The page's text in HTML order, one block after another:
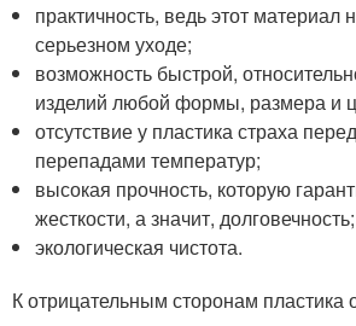
практичность, ведь этот материал
серьезном уходе;
возможность быстрой,
изделий любой формы, размера и
отсутствие у пластика страха
перепадами температур;
высокая прочность, которую
жесткости, а значит, долговечность;
экологическая чистота.
К отрицательным сторонам пластика